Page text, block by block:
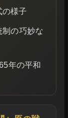
の様子
制の巧妙な
年の平和